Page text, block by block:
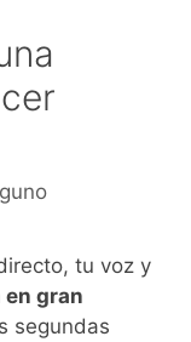
tu voz y
gran
segundas